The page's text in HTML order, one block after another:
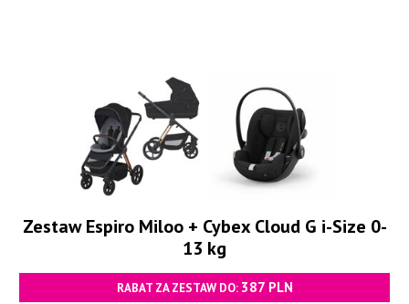
Zestaw Espiro Miloo + Cybex Cloud G i-Size 0-
13 kg
RABAT ZA ZESTAW DO: 387 PLN